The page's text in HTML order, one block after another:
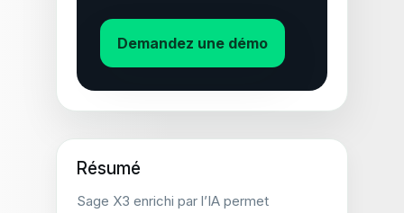
Demandez une démo
Résumé
Sage X3 enrichi par l’IA permet